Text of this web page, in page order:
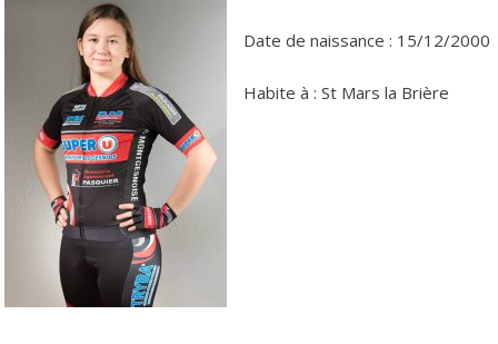
Date de naissance : 15/12/2000
Habite à : St Mars la Brière